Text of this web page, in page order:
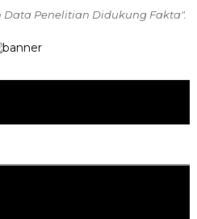
Penelitian Didukung Fakta".